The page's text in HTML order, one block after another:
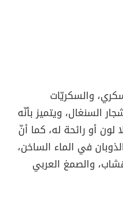
والسكريّات
السنغال، ويتميز بأنّه
أو رائحة له، كما أنّ
في الماء الساخن،
والصمغ العربي